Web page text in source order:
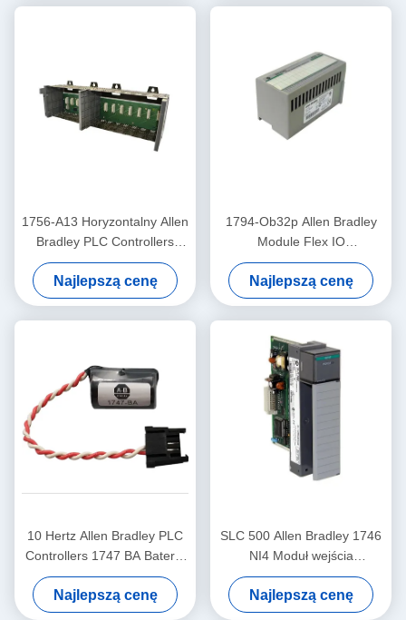
1756-A13 Horyzontalny Allen
Bradley PLC Controllers
Podwozie 13 13 gniazdek
Najlepszą cenę
1794-Ob32p Allen Bradley
Module Flex IO
Elektronicznie chroniony
moduł wyjściowy dyskretny
Najlepszą cenę
10 Hertz Allen Bradley PLC
Controllers 1747 BA Bateria
SLC 500 Bateria litowa
Najlepszą cenę
SLC 500 Allen Bradley 1746
NI4 Moduł wejścia
analogowego o wysokiej
rozdzielczości
Najlepszą cenę